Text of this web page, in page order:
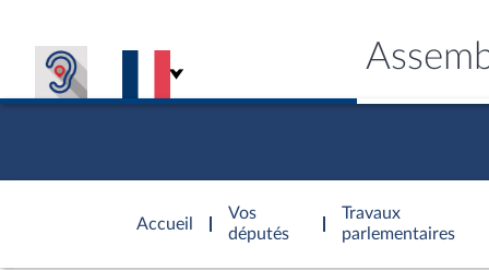
Accueil
d'accueil
Vos
députés
Travaux
parlementaires